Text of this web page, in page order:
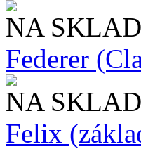
NA
Federer
NA
Felix